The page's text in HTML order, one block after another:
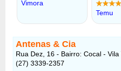
Antenas & Cia
Rua Dez, 16 - Bairro: Cocal - Vila
(27) 3339-2357